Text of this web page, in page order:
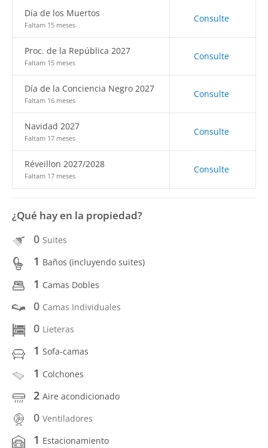
Día de los Muertos
Faltam 15 meses
Consulte
Proc. de la República 2027
Faltam 15 meses
Consulte
Día de la Conciencia Negro 2027
Faltam 16 meses
Consulte
Navidad 2027
Faltam 17 meses
Consulte
Réveillon 2027/2028
Faltam 17 meses
Consulte
¿Qué hay en la propiedad?
0 Suites
1 Baños (incluyendo suites)
1 Camas Dobles
0 Camas Individuales
0 Lieteras
1 Sofa-camas
1 Colchones
2 Aire acondicionado
0 Ventiladores
1 Estacionamiento